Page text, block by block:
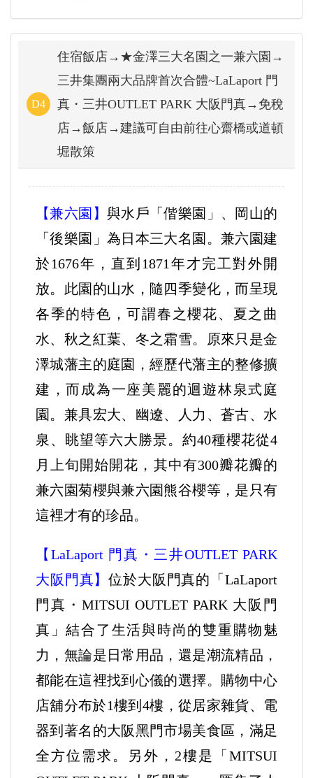
D4
住宿飯店→★金澤三大名園之一兼六園→
三井集團兩大品牌首次合體~LaLaport 門
真・三井OUTLET PARK 大阪門真→免稅
店→飯店→建議可自由前往心齋橋或道頓
堀散策
【兼六園】 與水戶「偕樂園」、岡山的
「後樂園」為日本三大名園。兼六園建
於1676年，直到1871年才完工對外開
放。此園的山水，隨四季變化，而呈現
各季的特色，可謂春之櫻花、夏之曲
水、秋之紅葉、冬之霜雪。原來只是金
澤城藩主的庭園，經歷代藩主的整修擴
建，而成為一座美麗的迴遊林泉式庭
園。兼具宏大、幽遼、人力、蒼古、水
泉、眺望等六大勝景。約40種櫻花從4
月上旬開始開花，其中有300瓣花瓣的
兼六園菊櫻與兼六園熊谷櫻等，是只有
這裡才有的珍品。
【LaLaport 門真・三井OUTLET PARK
大阪門真】位於大阪門真的「LaLaport
門真・MITSUI OUTLET PARK 大阪門
真」結合了生活與時尚的雙重購物魅
力，無論是日常用品，還是潮流精品，
都能在這裡找到心儀的選擇。購物中心
店舖分布於1樓到4樓，從居家雜貨、電
器到著名的大阪黑門市場美食區，滿足
全方位需求。另外，2樓是「MITSUI